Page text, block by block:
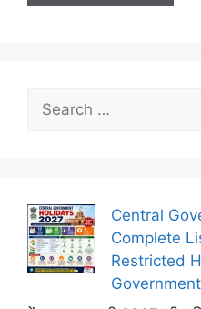
Search
for:
Central
Complete
Restricted